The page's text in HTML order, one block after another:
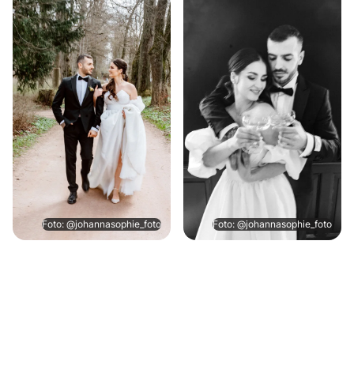
Foto: @johannasophie_foto Foto: @johannasophie_foto